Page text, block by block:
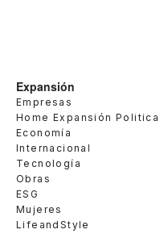
Expansión
Empresas
Home Expansión Politica
Economía
Internacional
Tecnología
Obras
ESG
Mujeres
LifeandStyle